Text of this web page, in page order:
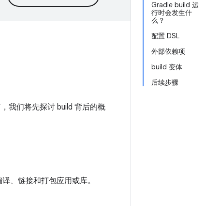
Gradle build 运
行时会发生什
么？
配置 DSL
外部依赖项
build 变体
后续步骤
我们将先探讨 build 背后的概
、链接和打包应用或库。